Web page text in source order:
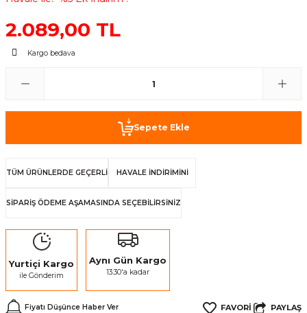
2.089,00 TL
Kargo bedava
Sepete Ekle
TÜM ÜRÜNLERDE GEÇERLİ HAVALE İNDİRİMİNİ
SİPARİŞ ÖDEME AŞAMASINDA SEÇEBİLİRSİNİZ
Yurtiçi Kargo
ile Gönderim
Aynı Gün Kargo
13:30'a kadar
Fiyatı Düşünce Haber Ver PAYLAŞ